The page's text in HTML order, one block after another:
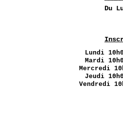
Du
Lundi
Mardi
Mercredi
Jeudi
Vendredi